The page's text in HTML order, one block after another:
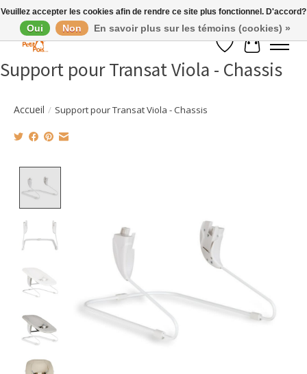
Liste de souhaits
Panier
Support pour Transat Viola - Chassis
Accueil / Support pour Transat Viola - Chassis
Veuillez accepter les cookies afin de rendre ce site plus fonctionnel. D'accord?
Oui Non En savoir plus sur les témoins (cookies) »